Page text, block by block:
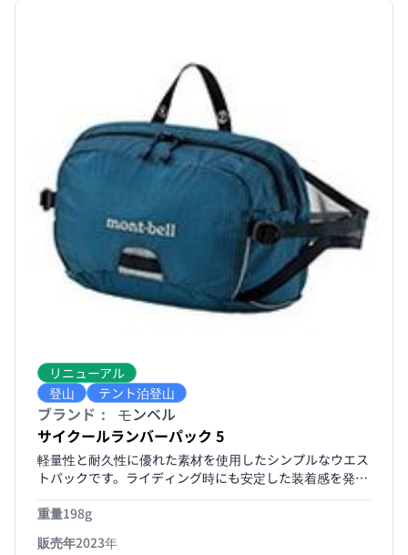
リニューアル
登山
テント泊登山
ブランド：
モンベル
サイクールランバーパック 5
軽量性と耐久性に優れた素材を使用したシンプルなウエス
トパックです。ライディング時にも安定した装着感を発揮
します。パックカバー付き。
重量198g
販売年2023年